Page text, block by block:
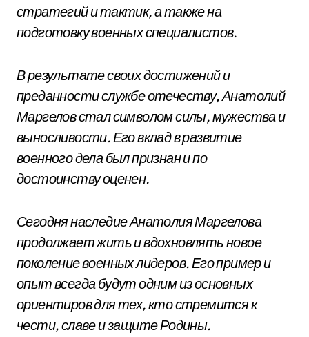
стратегий и тактик, а также на
подготовку военных специалистов.
В результате своих достижений и
преданности службе отечеству, Анатолий
Маргелов стал символом силы, мужества и
выносливости. Его вклад в развитие
военного дела был признан и по
достоинству оценен.
Сегодня наследие Анатолия Маргелова
продолжает жить и вдохновлять новое
поколение военных лидеров. Его пример и
опыт всегда будут одним из основных
ориентиров для тех, кто стремится к
чести, славе и защите Родины.